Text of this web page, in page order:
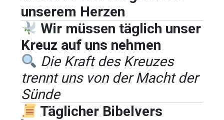
unserem Herzen
Wir müssen täglich unser
Kreuz auf uns nehmen
Die Kraft des Kreuzes
trennt uns von der Macht der
Sünde
Täglicher Bibelvers